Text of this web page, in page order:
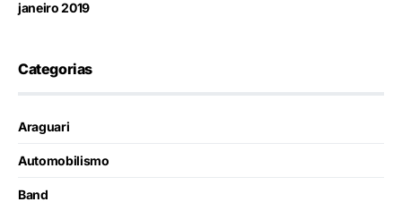
janeiro 2019
Categorias
Araguari
Automobilismo
Band